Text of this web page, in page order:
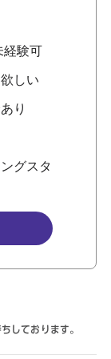
経験可
しい
り
グスタ
しております。